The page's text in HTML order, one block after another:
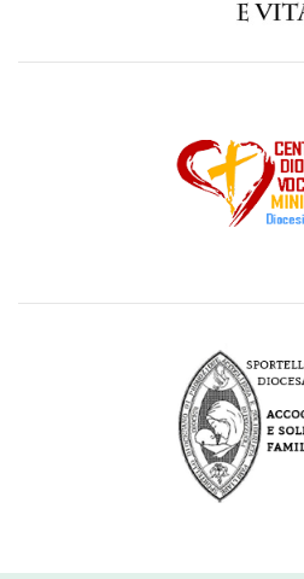
Visita il Centro Diocesano
link
Visita la pagina dello Sportello
Solidarietà